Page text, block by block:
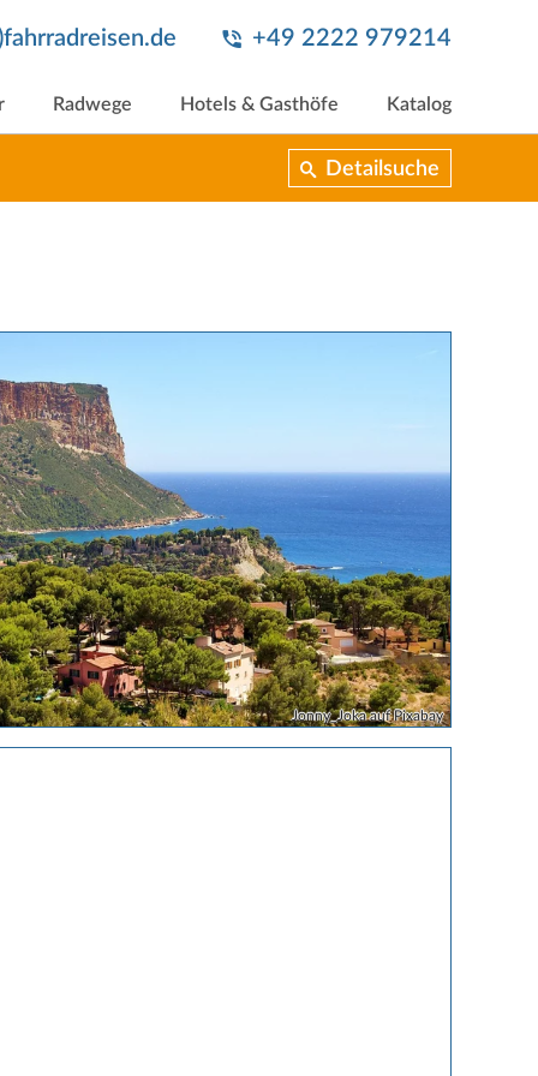
+49 2222 979214
Radwege Hotels & Gasthöfe Katalog
Detailsuche
Jonny_Joka auf Pixabay